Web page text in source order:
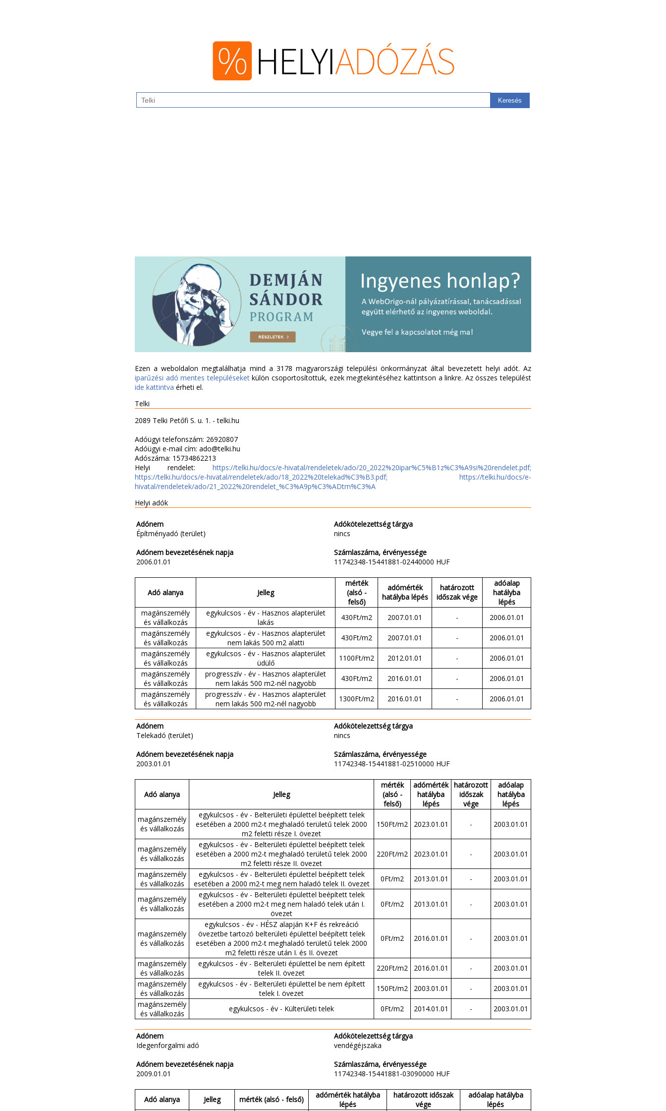
Ezen a weboldalon megtalálhatja mind a 3178 magyarországi települési önkormányzat által bevezetett helyi adót. Az
iparűzési adó mentes településeketkülön csoportosítottuk, ezek megtekintéséhez kattintson a linkre. Az összes települést
ide kattintva érheti el.
Telki
2089 Telki Petőfi S. u. 1. - telki.hu
Adóügyi telefonszám: 26920807
Adóügyi e-mail cím: ado@telki.hu
Adószáma: 15734862213
Helyi rendelet: https://telki.hu/docs/e-hivatal/rendeletek/ado/20_2022%20ipar%C5%B1z%C3%A9si%20rendelet.pdf;
https://telki.hu/docs/e-hivatal/rendeletek/ado/18_2022%20telekad%C3%B3.pdf; https://telki.hu/docs/e-
hivatal/rendeletek/ado/21_2022%20rendelet_%C3%A9p%C3%ADtm%C3%A
Helyi adók
Adónem
Építményadó (terület)
Adónem bevezetésének napja
2006.01.01
Adókötelezettség tárgya
nincs
Számlaszáma, érvényessége
11742348-15441881-02440000 HUF
Adó alanya Jelleg
mérték
(alsó -
felső)
adómérték
hatályba lépés
határozott
időszak vége
adóalap
hatályba
lépés
magánszemély
és vállalkozás
egykulcsos - év - Hasznos alapterület
lakás
430Ft/m2 2007.01.01 -
2006.01.01
magánszemély
és vállalkozás
egykulcsos - év - Hasznos alapterület
nem lakás 500 m2 alatti
430Ft/m2 2007.01.01 -
2006.01.01
magánszemély
és vállalkozás
egykulcsos - év - Hasznos alapterület
üdülő
1100Ft/m2 2012.01.01 -
2006.01.01
magánszemély
és vállalkozás
progresszív - év - Hasznos alapterület
nem lakás 500 m2-nél nagyobb
430Ft/m2 2016.01.01 -
2006.01.01
magánszemély
és vállalkozás
progresszív - év - Hasznos alapterület
nem lakás 500 m2-nél nagyobb
1300Ft/m2 2016.01.01 - 2006.01.01
Adónem
Telekadó (terület)
Adónem bevezetésének napja
2003.01.01
Adókötelezettség tárgya
nincs
Számlaszáma, érvényessége
11742348-15441881-02510000 HUF
Adó alanya Jelleg
mérték
(alsó -
felső)
adómérték
hatályba
lépés
határozott
időszak
vége
adóalap
hatályba
lépés
magánszemély
és vállalkozás
egykulcsos - év - Belterületi épülettel beépített telek
esetében a 2000 m2-t meghaladó területű telek 2000
m2 feletti része I. övezet
150Ft/m2 2023.01.01 - 2003.01.01
magánszemély
és vállalkozás
egykulcsos - év - Belterületi épülettel beépített telek
esetében a 2000 m2-t meghaladó területű telek 2000
m2 feletti része II. övezet
220Ft/m2 2023.01.01 - 2003.01.01
magánszemély
és vállalkozás
egykulcsos - év - Belterületi épülettel beépített telek
esetében a 2000 m2-t meg nem haladó telek II. övezet
0Ft/m2 2013.01.01 - 2003.01.01
magánszemély
és vállalkozás
egykulcsos - év - Belterületi épülettel beépített telek
esetében a 2000 m2-t meg nem haladó telek után I.
övezet
0Ft/m2 2013.01.01 - 2003.01.01
magánszemély
és vállalkozás
egykulcsos - év - HÉSZ alapján K+F és rekreáció
övezetbe tartozó belterületi épülettel beépített telek
esetében a 2000 m2-t meghaladó területű telek 2000
m2 feletti része után I. és II. övezet
0Ft/m2 2016.01.01 - 2003.01.01
magánszemély
és vállalkozás
egykulcsos - év - Belterületi épülettel be nem épített
telek II. övezet
220Ft/m2 2016.01.01 -
2003.01.01
magánszemély
és vállalkozás
egykulcsos - év - Belterületi épülettel be nem épített
telek I. övezet
150Ft/m2 2003.01.01 -
2003.01.01
magánszemély
és vállalkozás
egykulcsos - év - Külterületi telek 0Ft/m2 2014.01.01 - 2003.01.01
Adónem
Idegenforgalmi adó
Adónem bevezetésének napja
2009.01.01
Adókötelezettség tárgya
vendégéjszaka
Számlaszáma, érvényessége
11742348-15441881-03090000 HUF
Adó alanya Jelleg mérték (alsó - felső)
adómérték hatályba
lépés
határozott időszak
vége
adóalap hatályba
lépés